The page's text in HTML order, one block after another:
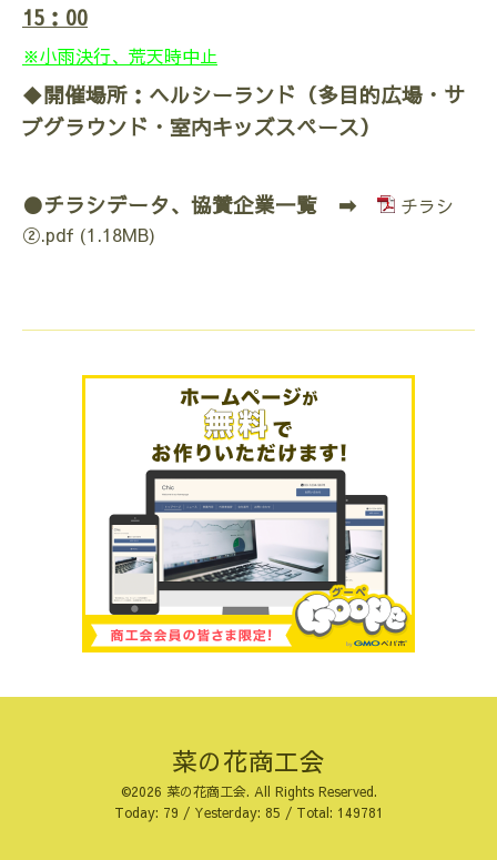
15：00
※小雨決行、荒天時中止
◆開催場所：ヘルシーランド（多目的広場・サ
ブグラウンド・室内キッズスペース）
●チラシデータ、協賛企業一覧 ➡
チラシ
②.pdf (1.18MB)
菜の花商工会
©2026 菜の花商工会. All Rights Reserved.
Today: 79 / Yesterday: 85 / Total: 149781